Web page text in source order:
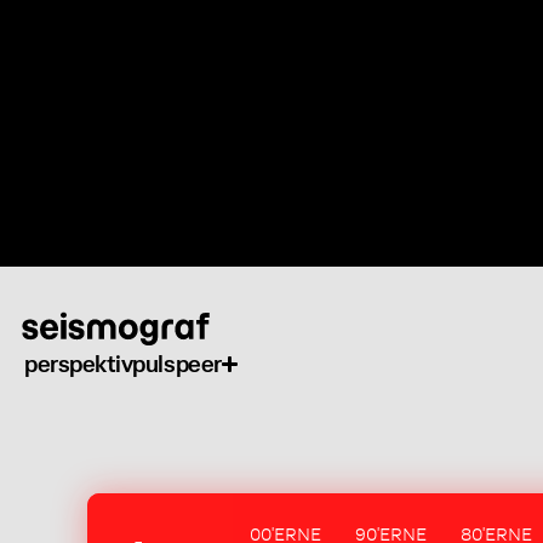
perspektivpulspeer
00'ERNE 90'ERNE 80'ERNE